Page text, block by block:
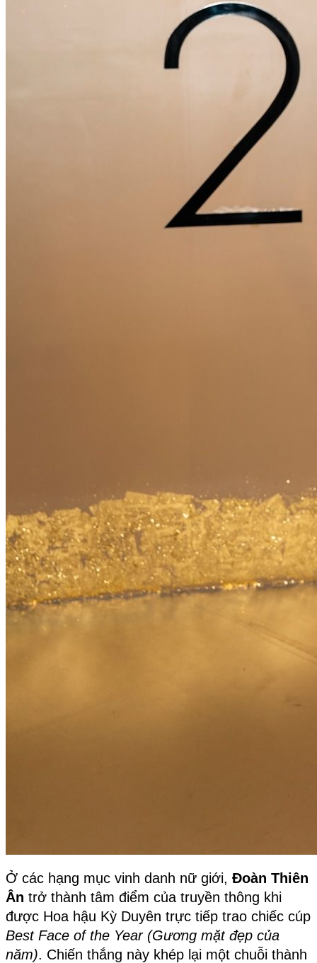
Ở các hạng mục vinh danh nữ giới, Đoàn Thiên
Ân trở thành tâm điểm của truyền thông khi
Best Face of the Year (Gương mặt đẹp của
năm). Chiến thắng này khép lại một chuỗi thành